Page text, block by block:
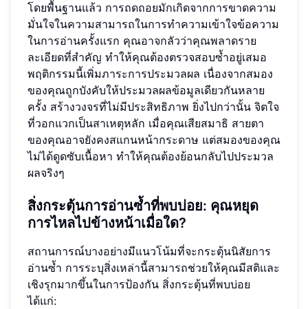
โดยพื้นฐานแล้ว การถดถอยมักเกิดจากการขาดความ
มั่นใจในความสามารถในการทำความเข้าใจข้อความ
ในการอ่านครั้งแรก คุณอาจกลัวว่าคุณพลาดราย
ละเอียดที่สำคัญ ทำให้คุณต้องตรวจสอบซ้ำอยู่เสมอ
พฤติกรรมนี้เพิ่มภาระการประมวลผล เนื่องจากสมอง
ของคุณถูกบังคับให้ประมวลผลข้อมูลเดียวกันหลาย
ครั้ง สร้างวงจรที่ไม่มีประสิทธิภาพ ยิ่งไปกว่านั้น จิตใจ
ที่วอกแวกเป็นสาเหตุหลัก เมื่อคุณเสียสมาธิ สายตา
ของคุณอาจยังคงสแกนหน้ากระดาษ แต่สมองของคุณ
ไม่ได้ดูดซับเนื้อหา ทำให้คุณต้องย้อนกลับไปประมวล
ผลจริงๆ
สิ่งกระตุ้นการอ่านซ้ำที่พบบ่อย: คุณหยุด
การไหลไปข้างหน้าเมื่อใด?
สถานการณ์บางอย่างมีแนวโน้มที่จะกระตุ้นนิสัยการ
อ่านซ้ำ การระบุสิ่งเหล่านี้สามารถช่วยให้คุณมีสติและ
เชิงรุกมากขึ้นในการป้องกัน สิ่งกระตุ้นที่พบบ่อย
ได้แก่: